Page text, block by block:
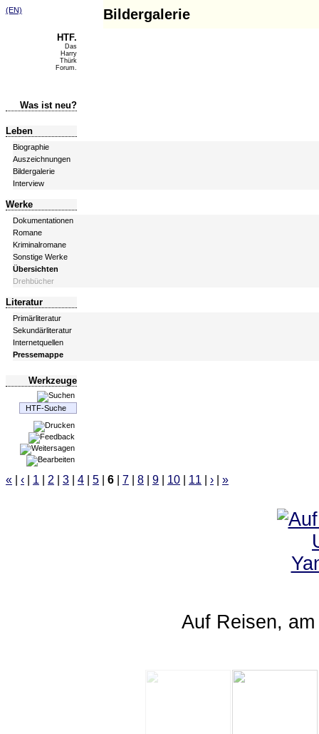
(EN)
HTF.
Das
Harry
Thürk
Forum.
Was ist neu?
Leben
Biographie
Auszeichnungen
Bildergalerie
Interview
Werke
Dokumentationen
Romane
Kriminalromane
Sonstige Werke
Übersichten
Drehbücher
Literatur
Primärliteratur
Sekundärliteratur
Internetquellen
Pressemappe
Werkzeuge
Bildergalerie
« ‹ 1 2 3 4 5 6 7 8 9 10 11 › »
Auf Reisen,